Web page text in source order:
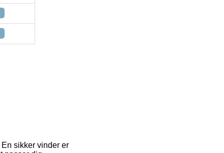
sikker vinder er